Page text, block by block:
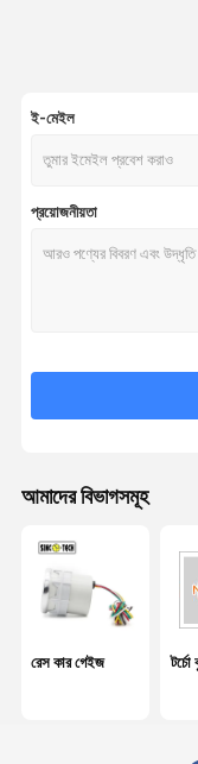
বাড়ি
টর্চো বুস্ট গেজ
নিষ্কাশন গ্যাস
ই-মেইল
প্রয়োজনীয়তা
আমাদের বিভাগসমূহ
রেস কার গেইজ টর্চো